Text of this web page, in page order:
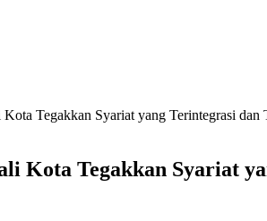
Tegakkan Syariat yang Terintegrasi dan
Kota Tegakkan Syariat